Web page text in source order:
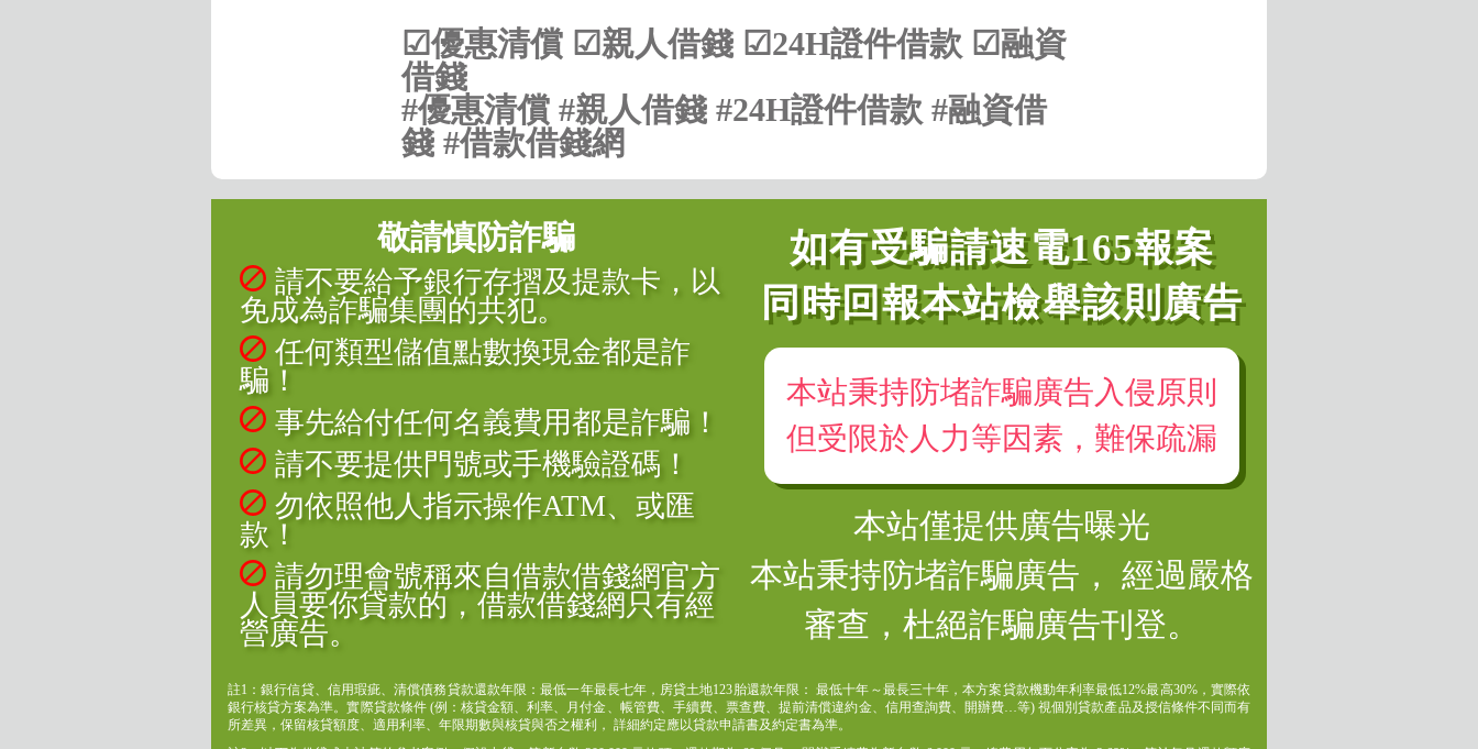
☑優惠清償 ☑親人借錢 ☑24H證件借款 ☑融資
借錢
#優惠清償 #親人借錢 #24H證件借款 #融資借
錢 #借款借錢網
敬請慎防詐騙
請不要給予銀行存摺及提款卡，以
免成為詐騙集團的共犯。
任何類型儲值點數換現金都是詐
騙！
事先給付任何名義費用都是詐騙！
請不要提供門號或手機驗證碼！
勿依照他人指示操作ATM、或匯
款！
請勿理會號稱來自借款借錢網官方
人員要你貸款的，借款借錢網只有經
營廣告。
如有受騙請速電165報案
同時回報本站檢舉該則廣告
本站秉持防堵詐騙廣告入侵原則
但受限於人力等因素，難保疏漏
本站僅提供廣告曝光
本站秉持防堵詐騙廣告， 經過嚴格
審查，杜絕詐騙廣告刊登。
註1：銀行信貸、信用瑕疵、清償債務貸款還款年限：最低一年最長七年，房貸土地123胎還款年限： 最低十年～最長三十年，本方案貸款機動年利率最低12%最高30%，實際依
銀行核貸方案為準。實際貸款條件 (例：核貸金額、利率、月付金、帳管費、手續費、票查費、提前清償違約金、信用查詢費、開辦費…等) 視個別貸款產品及授信條件不同而有
所差異，保留核貸額度、適用利率、年限期數與核貸與否之權利， 詳細約定應以貸款申請書及約定書為準。